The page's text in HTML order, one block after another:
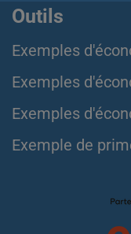
Outils
Exemples
Exemples
Exemples
Exemple de